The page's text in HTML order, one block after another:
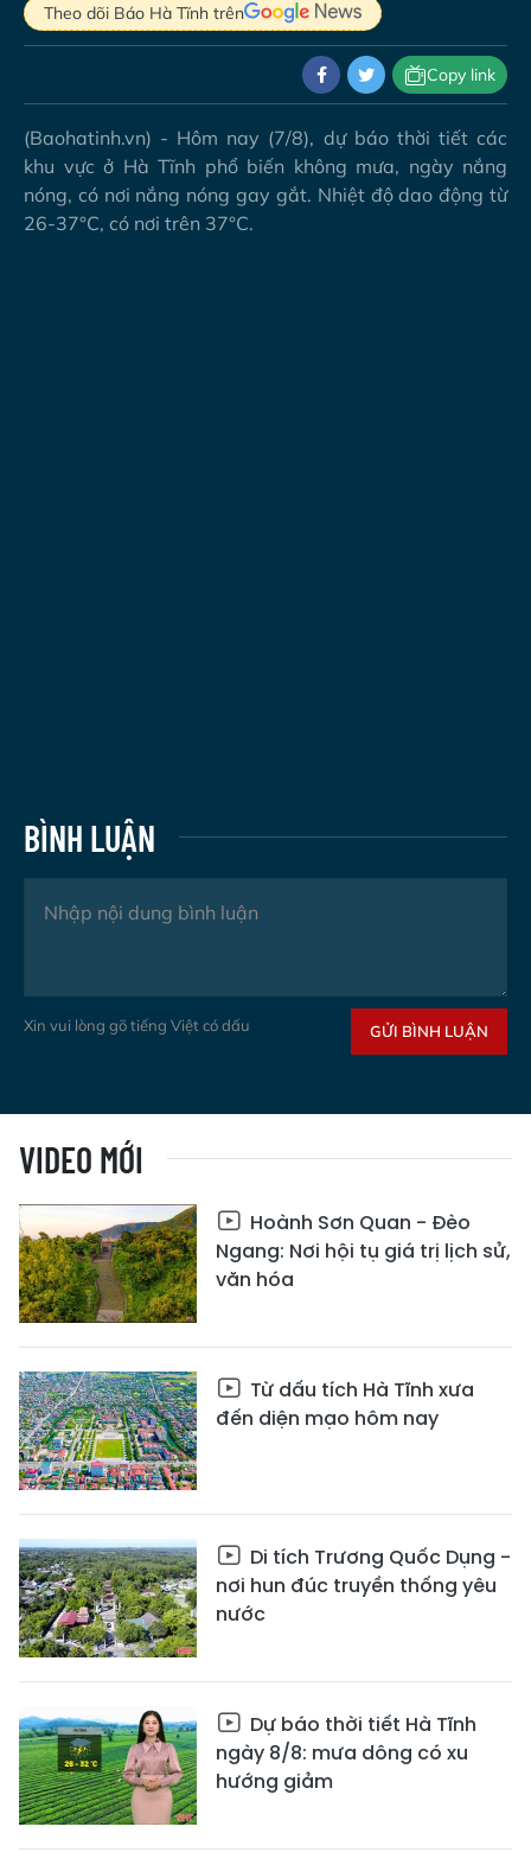
Theo dõi Báo Hà Tĩnh trên
Copy link
(Baohatinh.vn) - Hôm nay (7/8), dự báo thời tiết các
khu vực ở Hà Tĩnh phổ biến không mưa, ngày nắng
nóng, có nơi nắng nóng gay gắt. Nhiệt độ dao động từ
26-37°C, có nơi trên 37°C.
BÌNH LUẬN
Xin vui lòng gõ tiếng Việt có dấu GỬI BÌNH LUẬN
VIDEO MỚI
Hoành Sơn Quan - Đèo
Ngang: Nơi hội tụ giá trị lịch sử,
văn hóa
Từ dấu tích Hà Tĩnh xưa
đến diện mạo hôm nay
Di tích Trương Quốc Dụng -
nơi hun đúc truyền thống yêu
nước
Dự báo thời tiết Hà Tĩnh
ngày 8/8: mưa dông có xu
hướng giảm